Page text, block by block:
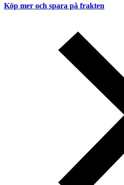
Köp mer och spara på frakten